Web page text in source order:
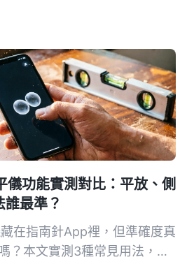
功能實測對比：平放、側
最準？
在指南針App裡，但準確度真
？本文實測3種常見用法，從